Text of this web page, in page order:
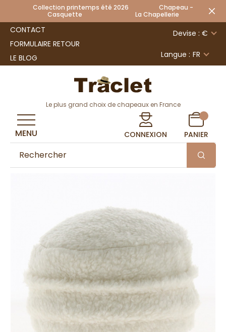
Collection printemps été 2026 Chapeau -
Casquette La Chapellerie
CONTACT
FORMULAIRE RETOUR
LE BLOG
Devise : €
Langue : FR
Le plus grand choix de chapeaux en France
CONNEXION PANIER
MENU